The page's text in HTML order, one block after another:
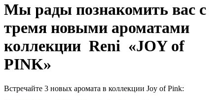
Мы рады познакомить вас с
тремя новыми ароматами
коллекции Reni «JOY of
PINK»
Встречайте 3 новых аромата в коллекции Joy of Pink: